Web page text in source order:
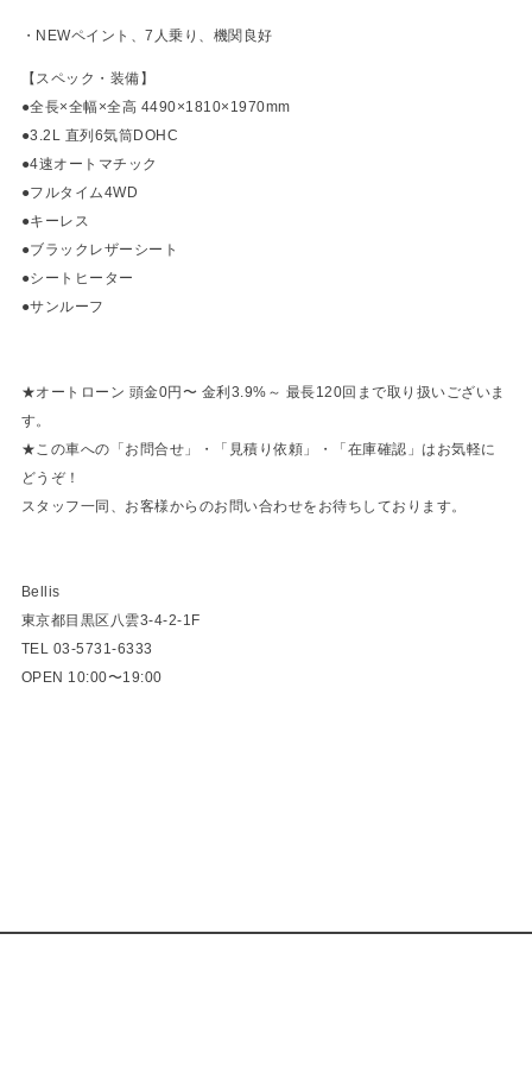
・NEWペイント、7人乗り、機関良好
【スペック・装備】
●全長×全幅×全高 4490×1810×1970mm
●3.2L 直列6気筒DOHC
●4速オートマチック
●フルタイム4WD
●キーレス
●ブラックレザーシート
●シートヒーター
●サンルーフ
★オートローン 頭金0円〜 金利3.9%～ 最長120回まで取り扱いございま
す。
★この車への「お問合せ」・「見積り依頼」・「在庫確認」はお気軽に
どうぞ！
スタッフ一同、お客様からのお問い合わせをお待ちしております。
Bellis
東京都目黒区八雲3-4-2-1F
TEL 03-5731-6333
OPEN 10:00〜19:00